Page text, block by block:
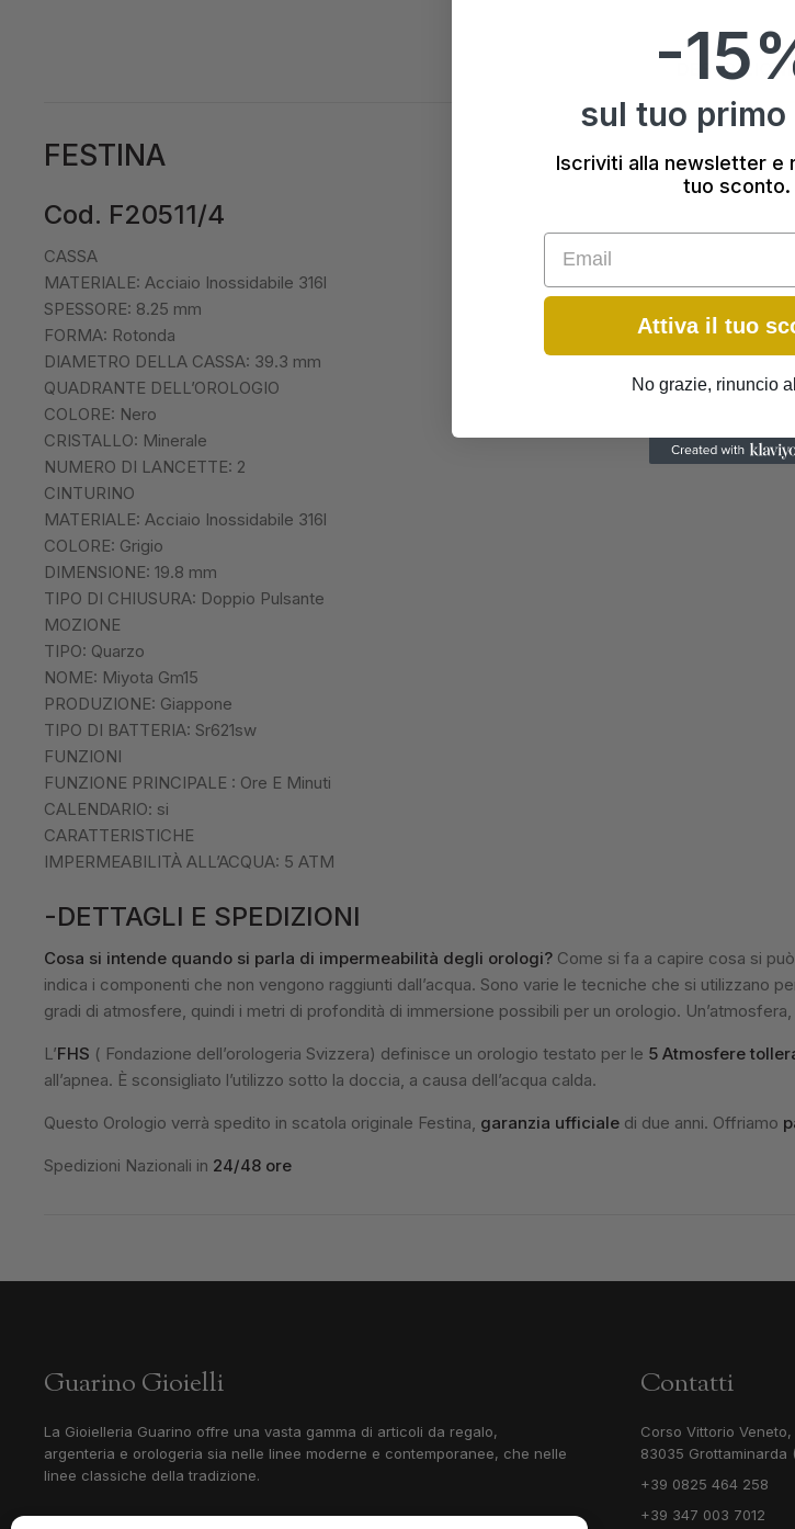
DESCRIZIONE
FESTINA
Cod. F20511/4
CASSA
MATERIALE: Acciaio Inossidabile 316l
SPESSORE: 8.25 mm
FORMA: Rotonda
DIAMETRO DELLA CASSA: 39.3 mm
QUADRANTE DELL’OROLOGIO
COLORE: Nero
CRISTALLO: Minerale
NUMERO DI LANCETTE: 2
CINTURINO
MATERIALE: Acciaio Inossidabile 316l
COLORE: Grigio
DIMENSIONE: 19.8 mm
TIPO DI CHIUSURA: Doppio Pulsante
MOZIONE
TIPO: Quarzo
NOME: Miyota Gm15
PRODUZIONE: Giappone
TIPO DI BATTERIA: Sr621sw
FUNZIONI
FUNZIONE PRINCIPALE : Ore E Minuti
CALENDARIO: si
CARATTERISTICHE
IMPERMEABILITÀ ALL’ACQUA: 5 ATM
-DETTAGLI E SPEDIZIONI
Cosa si intende quando si parla di impermeabilità degli orologi? Come si fa a capire cosa si
indica i componenti che non vengono raggiunti dall’acqua. Sono varie le tecniche che si utilizzano
gradi di atmosfere, quindi i metri di profondità di immersione possibili per un orologio.
L’FHS ( Fondazione dell’orologeria Svizzera) definisce un orologio testato per le 5 Atmosfere
all’apnea. È sconsigliato l’utilizzo sotto la doccia, a causa dell’acqua calda.
Questo Orologio verrà spedito in scatola originale Festina, garanzia ufficiale di due anni. Offriamo
Spedizioni Nazionali in 24/48 ore
Guarino Gioielli
La Gioielleria Guarino offre una vasta gamma di articoli da regalo,
argenteria e orologeria sia nelle linee moderne e contemporanee, che nelle
linee classiche della tradizione.
Contatti
Corso Vittorio Veneto,
83035 Grottaminarda
+39 0825 464 258
+39 347 003 7012
-
sul tuo primo
Iscriviti alla newsletter e
tuo sconto.
Email
Attiva il tuo
No grazie, rinuncio